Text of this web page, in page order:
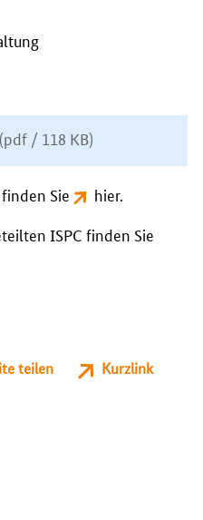
(pdf / 118 KB)
Sie hier.
ISPC finden Sie
teilen Kurzlink